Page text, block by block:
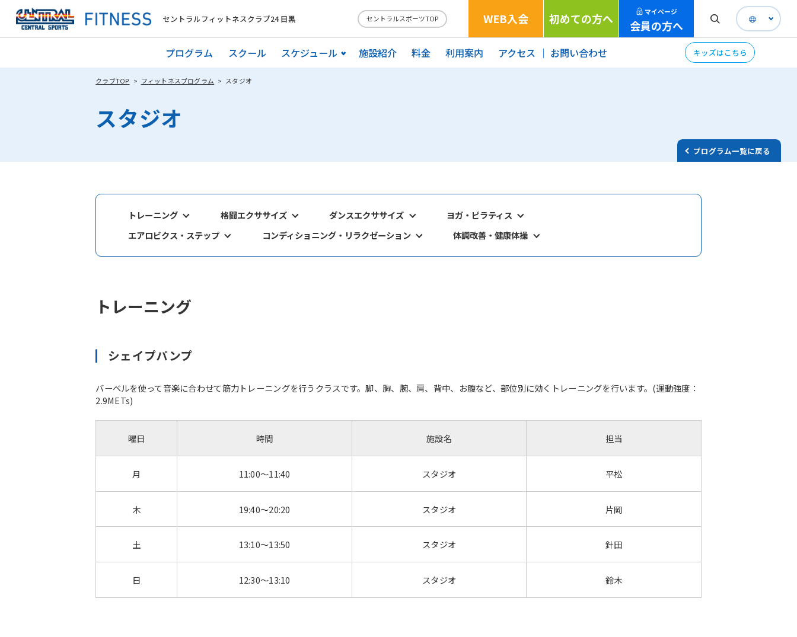
セントラルフィットネスクラブ24 目黒 セントラルスポーツTOP WEB入会 初めての方へ マイページ
会員の方へ
プログラム スクール スケジュール 施設紹介 料金 利用案内 アクセス お問い合わせ キッズはこちら
クラブTOP フィットネスプログラム スタジオ
スタジオ
プログラム一覧に戻る
トレーニング 格闘エクササイズ ダンスエクササイズ
ヨガ・ピラティス
エアロビクス・ステップ
コンディショニング・リラクゼーション 体調改善・健康体操
トレーニング
シェイプパンプ
バーベルを使って音楽に合わせて筋力トレーニングを行うクラスです。脚、胸、腕、肩、背中、お腹など、部位別に効くトレーニングを行います。(運動強度：
2.9METs)
曜日
月
時間
11:00～11:40
施設名
スタジオ
担当
平松
木 19:40～20:20 スタジオ 片岡
土 13:10～13:50 スタジオ 針田
日 12:30～13:10 スタジオ 鈴木